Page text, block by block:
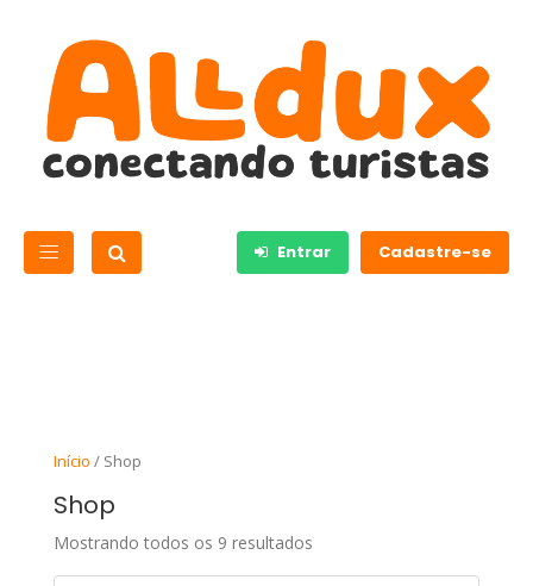
Entrar Cadastre-se
Início / Shop
Shop
Mostrando todos os 9 resultados